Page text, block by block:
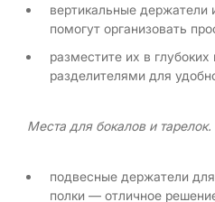
вертикальные держатели
помогут организовать
разместите их в
разделителями для
Места для бокалов и тарелок.
подвесные держатели
полки — отличное